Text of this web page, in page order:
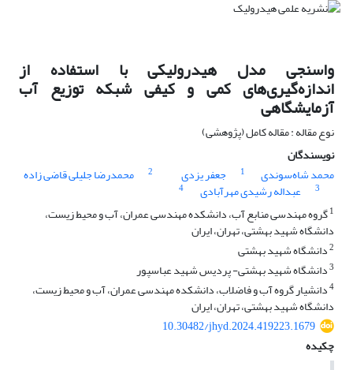
واسنجی مدل هیدرولیکی با استفاده از
اندازه‌گیری‌های کمی و کیفی شبکه توزیع آب
آزمایشگاهی
نوع مقاله : مقاله کامل (پژوهشی)
نویسندگان
محمد شاه‌سوندی
1 جعفر یزدی 2 محمدرضا جلیلی قاضی زاده
3 عبداله رشیدی مهرآبادی
4
1گروه مهندسی منابع آب، دانشکده مهندسی عمران، آب و محیط زیست،
دانشگاه شهید بهشتی، تهران، ایران
2دانشگاه شهید بهشتی
3دانشگاه شهید بهشتی- پردیس شهید عباسپور
4دانشیار گروه آب و فاضلاب، دانشکده مهندسی عمران، آب و محیط زیست،
دانشگاه شهید بهشتی، تهران، ایران
10.30482/jhyd.2024.419223.1679
چکیده